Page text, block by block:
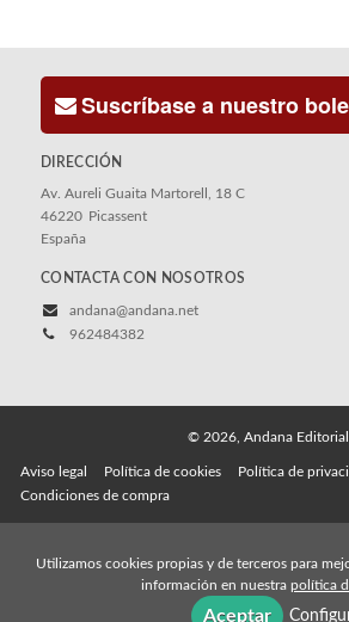
Suscríbase a nuestro
DIRECCIÓN
Av. Aureli Guaita Martorell, 18 C
46220 Picassent
España
CONTACTA CON NOSOTROS
andana@andana.net
962484382
© 2026, Andana Editorial
Aviso legal Política de cookies Política de
Condiciones de compra
Utilizamos cookies propias y de terceros para
información en nuestra política
Aceptar